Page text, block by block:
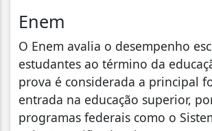
Enem
O Enem avalia o desempenho
estudantes ao término da
prova é considerada a principal
entrada na educação superior,
programas federais como o